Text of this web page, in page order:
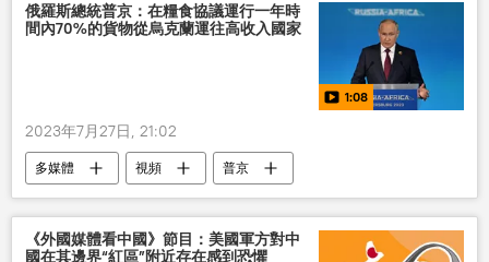
俄羅斯總統普京：在糧食協議運行一年時
間內70%的貨物從烏克蘭運往高收入國家
1:08
2023年7月27日, 21:02
多媒體 視頻 普京
《外國媒體看中國》節目：美國軍方對中
國在其邊界“紅區”附近存在感到恐懼